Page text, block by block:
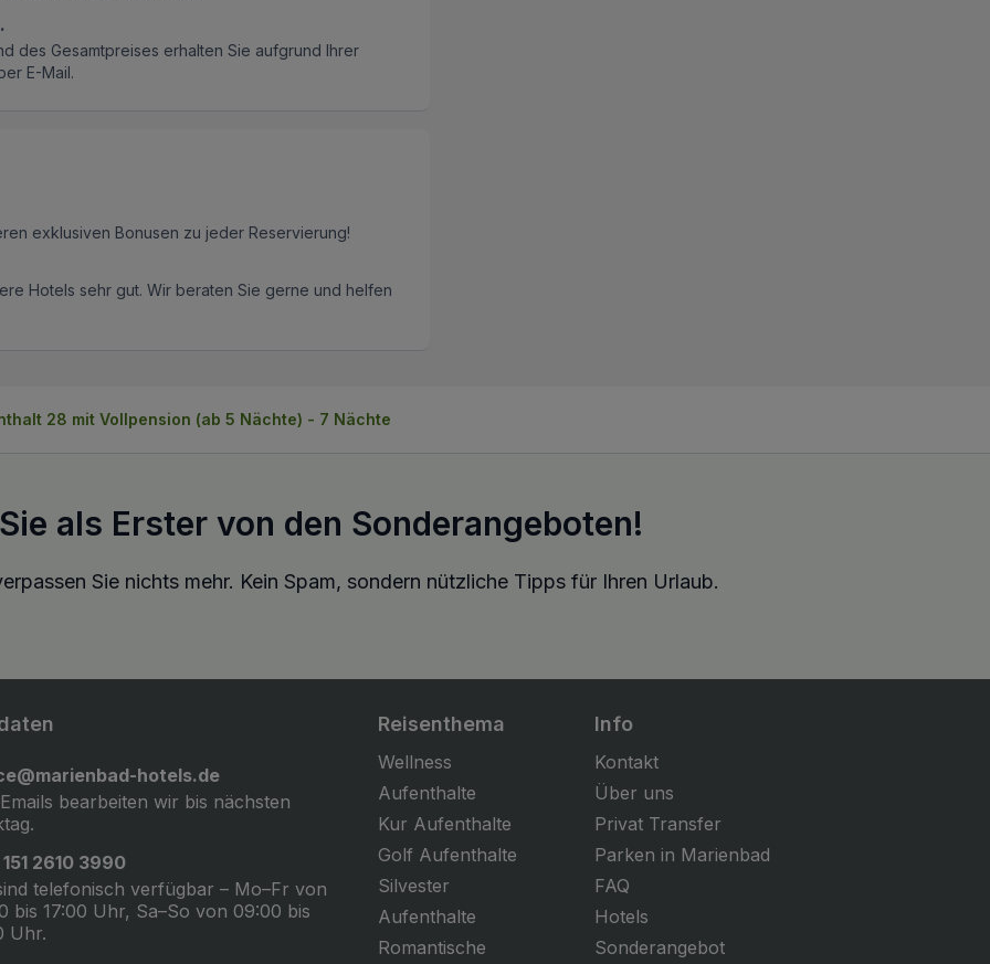
des Gesamtpreises erhalten Sie aufgrund Ihrer
E-Mail.
exklusiven Bonusen zu jeder Reservierung!
Hotels sehr gut. Wir beraten Sie gerne und helfen
28 mit Vollpension (ab 5 Nächte) - 7 Nächte
als Erster von den Sonderangeboten!
Sie nichts mehr. Kein Spam, sondern nützliche Tipps für Ihren Urlaub.
hotels.de
bearbeiten wir bis nächsten
2610 3990
telefonisch verfügbar – Mo–Fr von
bis 17:00 Uhr, Sa–So von 09:00 bis
Uhr.
Reisenthema
Wellness
Aufenthalte
Kur Aufenthalte
Golf Aufenthalte
Silvester
Aufenthalte
Romantische
Info
Kontakt
Über uns
Privat Transfer
Parken in Marienbad
FAQ
Hotels
Sonderangebot